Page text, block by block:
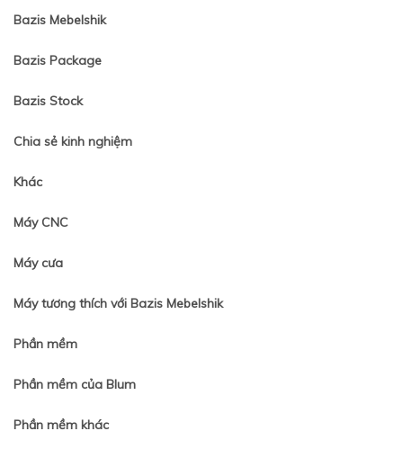
Bazis Mebelshik
Bazis Package
Bazis Stock
Chia sẻ kinh nghiệm
Khác
Máy CNC
Máy cưa
Máy tương thích với Bazis Mebelshik
Phần mềm
Phần mềm của Blum
Phần mềm khác